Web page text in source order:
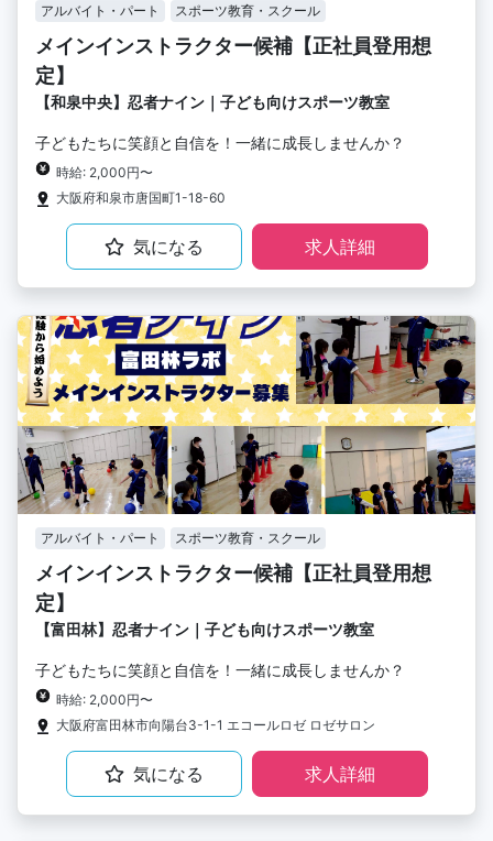
アルバイト・パート スポーツ教育・スクール
メインインストラクター候補【正社員登用想
定】
【和泉中央】忍者ナイン｜子ども向けスポーツ教室
子どもたちに笑顔と自信を！一緒に成長しませんか？
時給: 2,000円〜
大阪府和泉市唐国町1-18-60
気になる 求人詳細
アルバイト・パート スポーツ教育・スクール
メインインストラクター候補【正社員登用想
定】
【富田林】忍者ナイン｜子ども向けスポーツ教室
子どもたちに笑顔と自信を！一緒に成長しませんか？
時給: 2,000円〜
大阪府富田林市向陽台3-1-1 エコールロゼ ロゼサロン
気になる 求人詳細